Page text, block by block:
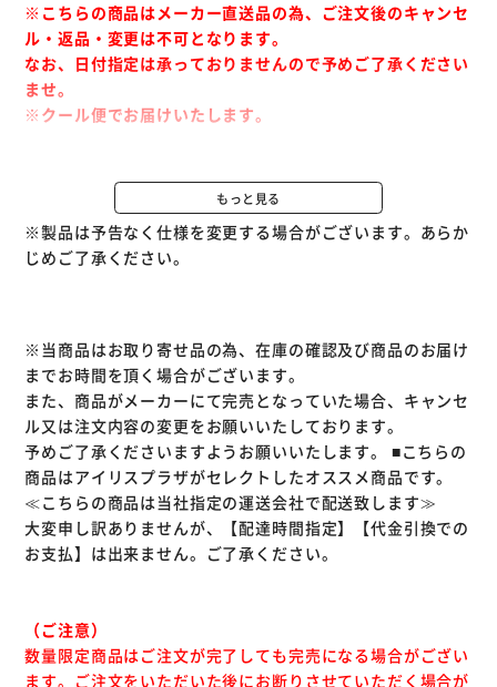
※こちらの商品はメーカー直送品の為、ご注文後のキャンセ
ル・返品・変更は不可となります。
なお、日付指定は承っておりませんので予めご了承ください
ませ。
※クール便でお届けいたします。
本サイトでは、当社が定めた日数以上の期限残商品に限り、
出荷しています
豚の種類から厳選した豚バラ肉を1品ずつ筋切りして余分な
むのです。
※リニューアルに伴い、パッケージ・内容等予告なく変更す
る場合がございます。予めご了承ください。
こちらの商品は同梱発送、沖縄県と一部地域（離島含む）へ
の配送が出来かねます。
もっと見る
※製品は予告なく仕様を変更する場合がございます。あらか
じめご了承ください。
※当商品はお取り寄せ品の為、在庫の確認及び商品のお届け
までお時間を頂く場合がございます。
また、商品がメーカーにて完売となっていた場合、キャンセ
ル又は注文内容の変更をお願いいたしております。
予めご了承くださいますようお願いいたします。 ■こちらの
商品はアイリスプラザがセレクトしたオススメ商品です。
≪こちらの商品は当社指定の運送会社で配送致します≫
大変申し訳ありませんが、【配達時間指定】【代金引換での
お支払】は出来ません。ご了承ください。
（ご注意）
数量限定商品はご注文が完了しても完売になる場合がござい
ます。ご注文をいただいた後にお断りさせていただく場合が